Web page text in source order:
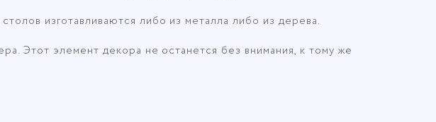
изготавливаются либо из металла либо из дерева.
Этот элемент декора не останется без внимания, к тому же